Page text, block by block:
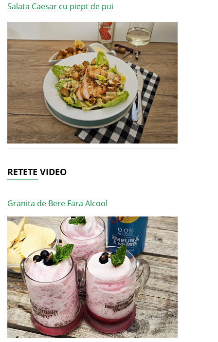
Salata Caesar cu piept de pui
RETETE VIDEO
Granita de Bere Fara Alcool